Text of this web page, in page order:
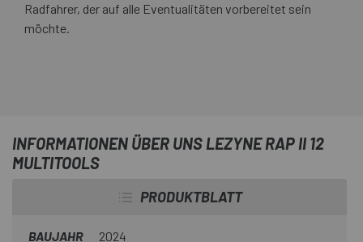
Radfahrer, der auf alle Eventualitäten vorbereitet sein
möchte.
INFORMATIONEN ÜBER UNS LEZYNE RAP II 12
MULTITOOLS
PRODUKTBLATT
BAUJAHR 2024